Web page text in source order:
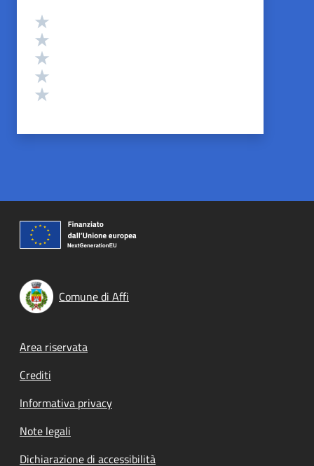
Valutazione
Comune di Affi
Footer menu
Area riservata
Crediti
Informativa privacy
Note legali
Dichiarazione di accessibilità